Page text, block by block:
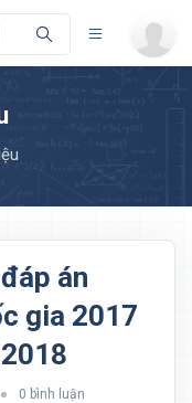
án
gia 2017
0 bình luận